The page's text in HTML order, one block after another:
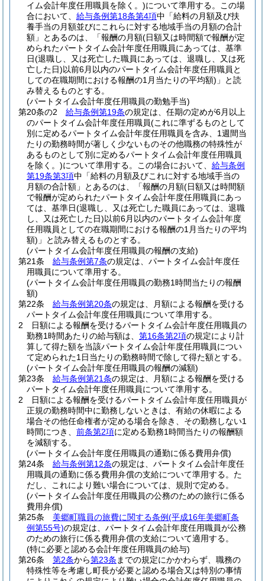
イム会計年度任用職員を除く。)について準用する。
この場
合において、 給与条例第18条第4項中「給料の月額及び扶
養手当の月額並びにこれらに対する地域手当の月額の合計
額」とあるのは、「報酬の月額(日額又は時間額で報酬が定
められたパートタイム会計年度任用職員にあっては、基準
日(退職し、又は死亡した職員にあっては、退職し、又は死
亡した日)以前6月以内のパートタイム会計年度任用職員と
しての在職期間における報酬の1月当たりの平均額) 」と読
み替えるものとする。
(パートタイム会計年度任用職員の勤勉手当)
第20条の2
給与条例第19条の規定は、任期の定めが6月以上
のパートタイム会計年度任用職員(これに準ずるものとして
別に定めるパートタイム会計年度任用職員を含み、1週間当
たりの勤務時間が著しく少ないものその他職務の特殊性が
あるものとして別に定めるパートタイム会計年度任用職員
を除く。)について準用する。 この場合において、 給与条例
第19条第3項中「給料の月額及びこれに対する地域手当の
月額の合計額」とあるのは、「報酬の月額(日額又は時間額
で報酬が定められたパートタイム会計年度任用職員にあっ
ては、基準日(退職し、又は死亡した職員にあっては、退職
し、又は死亡した日)以前6月以内のパートタイム会計年度
任用職員としての在職期間における報酬の1月当たりの平均
額) 」と読み替えるものとする。
(パートタイム会計年度任用職員の報酬の支給)
第21条
給与条例第7条の規定は、パートタイム会計年度任
用職員について準用する。
(パートタイム会計年度任用職員の勤務1時間当たりの報酬
額)
第22条
給与条例第20条の規定は、月額による報酬を受ける
パートタイム会計年度任用職員について準用する。
2
日額による報酬を受けるパートタイム会計年度任用職員の
勤務1時間あたりの給与額は、 第16条第2項の規定により計
算して得た額を当該パートタイム会計年度任用職員につい
て定められた1日当たりの勤務時間で除して得た額とする。
(パートタイム会計年度任用職員の報酬の減額)
第23条
給与条例第21条の規定は、月額による報酬を受ける
パートタイム会計年度任用職員について準用する。
2
日額による報酬を受けるパートタイム会計年度任用職員が
正規の勤務時間中に勤務しないときは、有給の休暇による
場合その他任命権者が定める場合を除き、その勤務しない1
時間につき、 前条第2項に定める勤務1時間当たりの報酬額
を減額する。
(パートタイム会計年度任用職員の通勤に係る費用弁償)
第24条
給与条例第12条の規定は、パートタイム会計年度任
用職員の通勤に係る費用弁償の支給について準用する。 た
だし、これにより難い場合については、規則で定める。
(パートタイム会計年度任用職員の公務のための旅行に係る
費用弁償)
第25条
美郷町職員の旅費に関する条例(平成16年美郷町条
例第55号)の規定は、パートタイム会計年度任用職員が公務
のための旅行に係る費用弁償の支給について適用する。
(特に必要と認める会計年度任用職員の給与)
第26条
第2条から第23条 までの規定にかかわらず、職務の
特殊性等を考慮し町長が必要と認める場合又は特別の事情